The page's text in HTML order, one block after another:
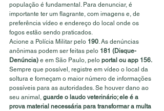
população é fundamental. Para denunciar, é
importante ter um flagrante, com imagens e, de
preferência vídeo e endereço do local onde os
fogos estão sendo praticados.
Acione a Polícia Militar pelo 190 . As denúncias
anônimas podem ser feitas pelo 181 (Disque-
Denúncia) e em São Paulo, pelo portal ou app 156.
Sempre que possível, registre em vídeo o local da
soltura e forneçam o maior número de informações
possíveis para as autoridades. Se houver dano ao
seu animal, guarde o laudo veterinário; ele é a
prova material necessária para transformar a multa